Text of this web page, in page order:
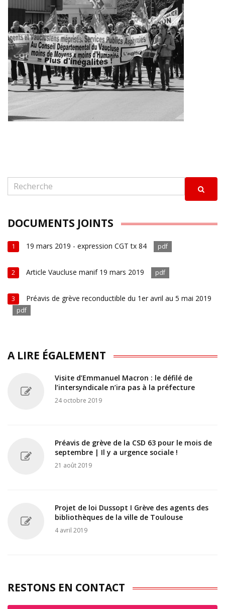
DOCUMENTS JOINTS
1 19 mars 2019 - expression CGT tx 84 pdf
2 Article Vaucluse manif 19 mars 2019 pdf
3 Préavis de grève reconductible du 1er avril au 5 mai 2019
pdf
A LIRE ÉGALEMENT
Visite d’Emmanuel Macron : le défilé de
l’intersyndicale n’ira pas à la préfecture
24 octobre 2019
Préavis de grève de la CSD 63 pour le mois de
septembre | Il y a urgence sociale !
21 août 2019
Projet de loi Dussopt I Grève des agents des
bibliothèques de la ville de Toulouse
4 avril 2019
RESTONS EN CONTACT